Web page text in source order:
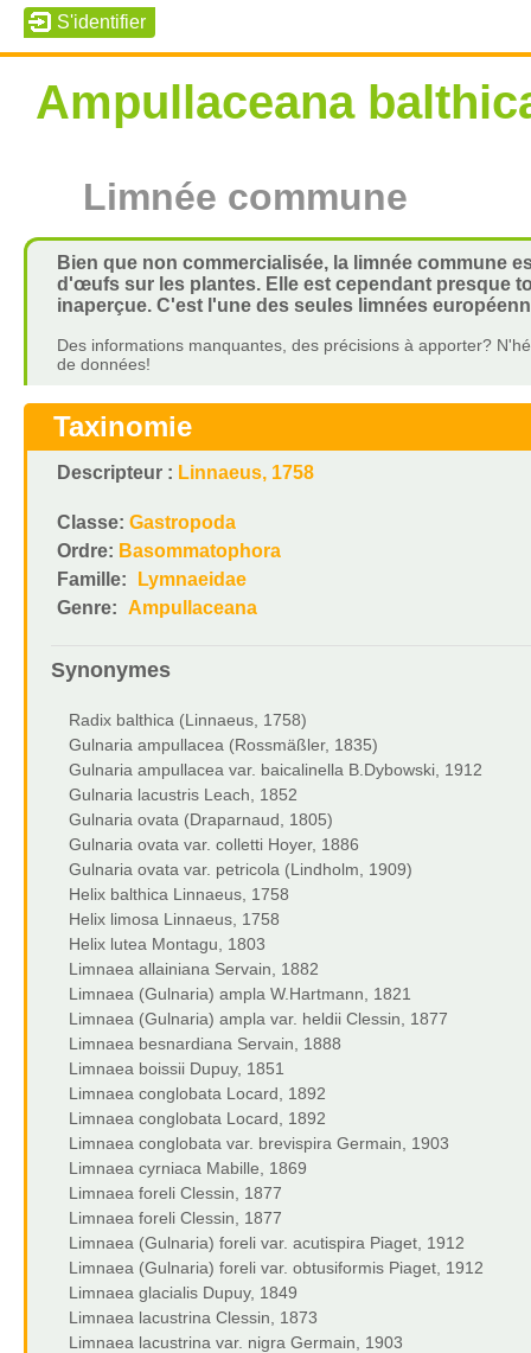
Ampullaceana
Limnée commune
Bien que non commercialisée, la limnée commune
d'œufs sur les plantes. Elle est cependant presque
inaperçue. C'est l'une des seules limnées
Des informations manquantes, des précisions à apporter?
de données!
Taxinomie
Descripteur : Linnaeus, 1758
Classe: Gastropoda
Ordre: Basommatophora
Famille:
Lymnaeidae
Genre: Ampullaceana
Synonymes
Radix balthica (Linnaeus, 1758)
Gulnaria ampullacea (Rossmäßler, 1835)
Gulnaria ampullacea var. baicalinella B.Dybowski, 1912
Gulnaria lacustris Leach, 1852
Gulnaria ovata (Draparnaud, 1805)
Gulnaria ovata var. colletti Hoyer, 1886
Gulnaria ovata var. petricola (Lindholm, 1909)
Helix balthica Linnaeus, 1758
Helix limosa Linnaeus, 1758
Helix lutea Montagu, 1803
Limnaea allainiana Servain, 1882
Limnaea (Gulnaria) ampla W.Hartmann, 1821
Limnaea (Gulnaria) ampla var. heldii Clessin, 1877
Limnaea besnardiana Servain, 1888
Limnaea boissii Dupuy, 1851
Limnaea conglobata Locard, 1892
Limnaea conglobata Locard, 1892
Limnaea conglobata var. brevispira Germain, 1903
Limnaea cyrniaca Mabille, 1869
Limnaea foreli Clessin, 1877
Limnaea foreli Clessin, 1877
Limnaea (Gulnaria) foreli var. acutispira Piaget, 1912
Limnaea (Gulnaria) foreli var. obtusiformis Piaget, 1912
Limnaea glacialis Dupuy, 1849
Limnaea lacustrina Clessin, 1873
Limnaea lacustrina var. nigra Germain, 1903